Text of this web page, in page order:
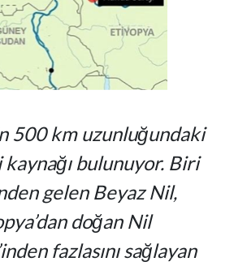
500 km uzunluğundaki
bulunuyor. Biri
gelen Beyaz Nil,
doğan Nil
fazlasını sağlayan